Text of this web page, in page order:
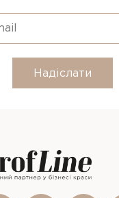
Надіслати